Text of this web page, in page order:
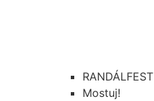
RANDÁLFEST
Mostuj!